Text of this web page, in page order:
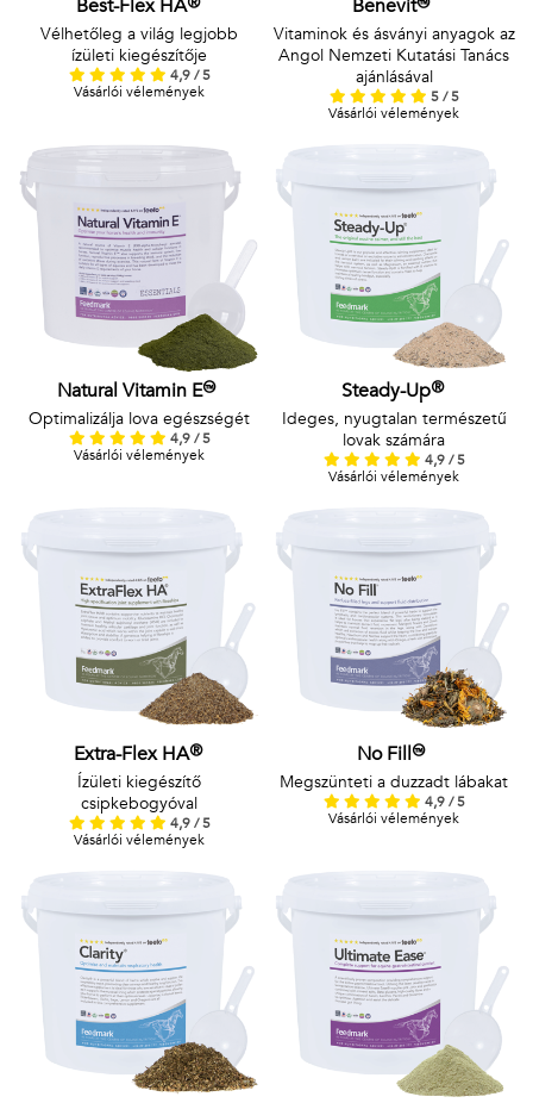
Best-Flex HA®
Vélhetőleg a világ legjobb
ízületi kiegészítője
4,9 / 5
Vásárlói vélemények
Benevit™
Vitaminok és ásványi anyagok az
Angol Nemzeti Kutatási Tanács
ajánlásával
5 / 5
Vásárlói vélemények
Natural Vitamin E™
Optimalizálja lova egészségét
4,9 / 5
Vásárlói vélemények
Steady-Up®
Ideges, nyugtalan természetű
lovak számára
4,9 / 5
Vásárlói vélemények
Extra-Flex HA®
Ízületi kiegészítő
csipkebogyóval
4,9 / 5
Vásárlói vélemények
No Fill™
Megszünteti a duzzadt lábakat
4,9 / 5
Vásárlói vélemények